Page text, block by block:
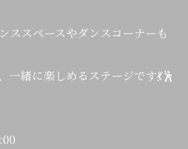
ススペースやダンスコーナーも
一緒に楽しめるステージです💃🕺